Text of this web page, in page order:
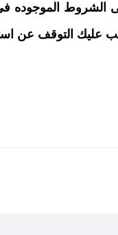
الشروط
عليك التوقف عن